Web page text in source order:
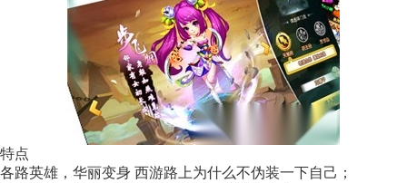
特点
各路英雄，华丽变身 西游路上为什么不伪装一下自己；